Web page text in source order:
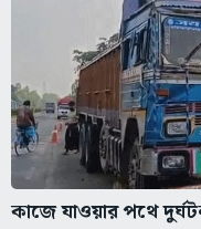
কাজে যাওয়ার পথে